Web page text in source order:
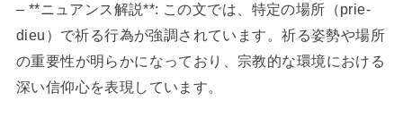
– **ニュアンス解説**: この文では、特定の場所（prie-
dieu）で祈る行為が強調されています。祈る姿勢や場所
の重要性が明らかになっており、宗教的な環境における
深い信仰心を表現しています。